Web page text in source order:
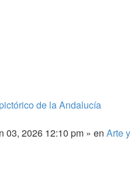
de la Andalucía
03, 2026 12:10 pm » en Arte y